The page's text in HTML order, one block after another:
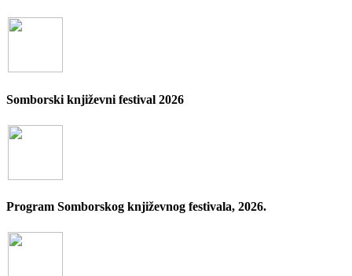
Somborski književni festival 2026
Program Somborskog književnog festivala, 2026.